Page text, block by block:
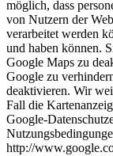
möglich, dass
von Nutzern der
verarbeitet werden
und haben können.
Google Maps zu
Google zu
deaktivieren. Wir
Fall die
Google-
http://